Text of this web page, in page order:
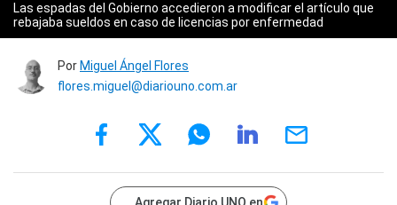
Las espadas del Gobierno accedieron a modificar el artículo que
rebajaba sueldos en caso de licencias por enfermedad
Por Miguel Ángel Flores
flores.miguel@diariouno.com.ar